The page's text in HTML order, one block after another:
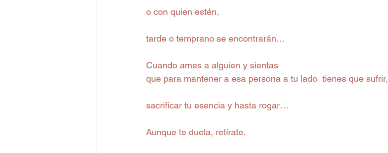
o con quien estén,
tarde o temprano se encontrarán…
Cuando ames a alguien y sientas
que para mantener a esa persona a tu lado  tienes que sufrir,
sacrificar tu esencia y hasta rogar…
Aunque te duela, retírate.